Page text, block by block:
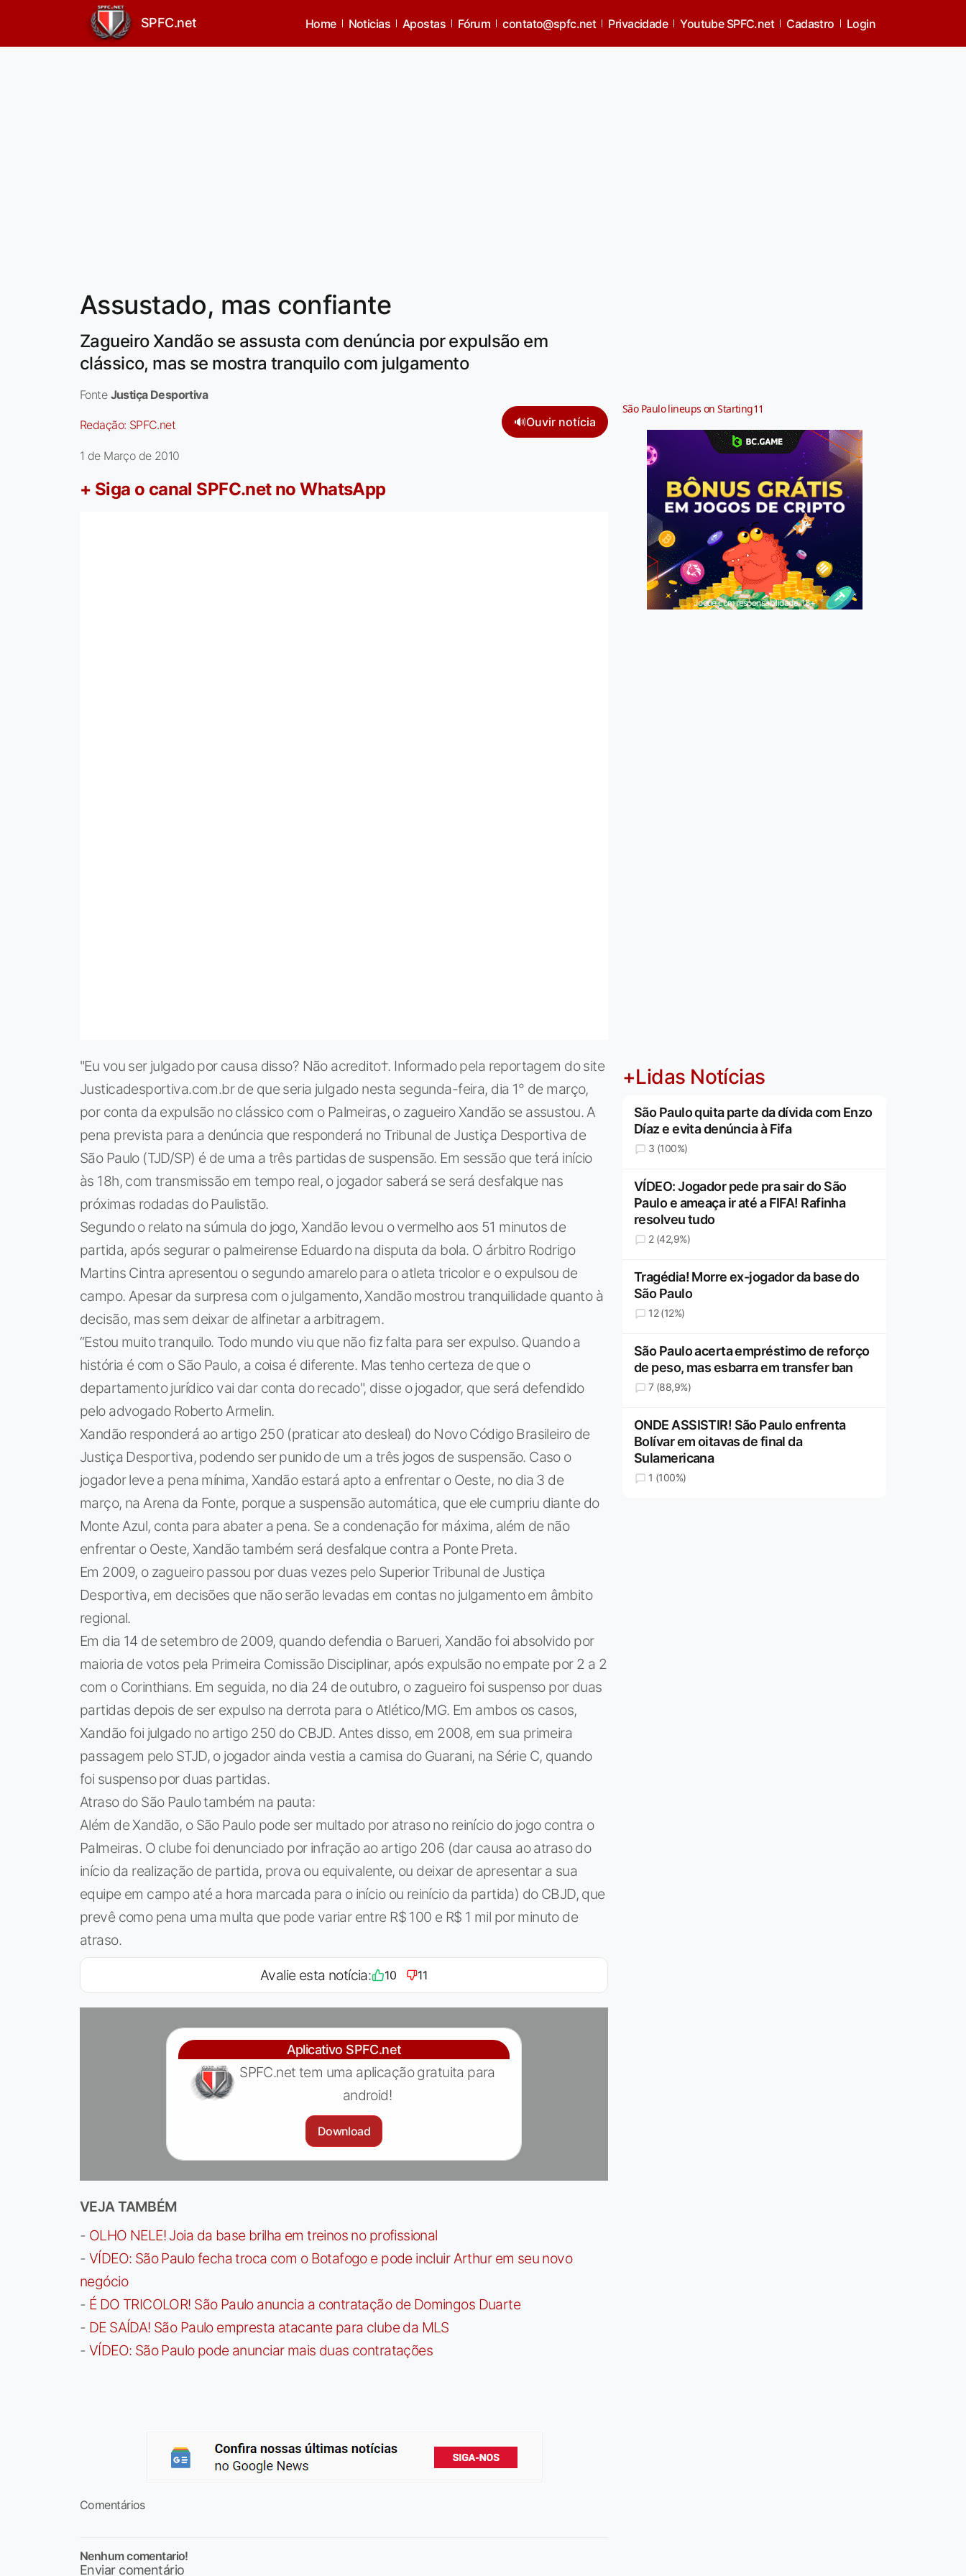
SPFC.net Home Noticias Apostas Fórum contato@spfc.net Privacidade Youtube SPFC.net Cadastro Login
Assustado, mas confiante
Zagueiro Xandão se assusta com denúncia por expulsão em
clássico, mas se mostra tranquilo com julgamento
Fonte Justiça Desportiva
Redação: SPFC.net 🔊Ouvir notícia
1 de Março de 2010
+ Siga o canal SPFC.net no WhatsApp
"Eu vou ser julgado por causa disso? Não acredito†. Informado pela reportagem do site
Justicadesportiva.com.br de que seria julgado nesta segunda-feira, dia 1° de março,
por conta da expulsão no clássico com o Palmeiras, o zagueiro Xandão se assustou. A
pena prevista para a denúncia que responderá no Tribunal de Justiça Desportiva de
São Paulo (TJD/SP) é de uma a três partidas de suspensão. Em sessão que terá início
às 18h, com transmissão em tempo real, o jogador saberá se será desfalque nas
próximas rodadas do Paulistão.
Segundo o relato na súmula do jogo, Xandão levou o vermelho aos 51 minutos de
partida, após segurar o palmeirense Eduardo na disputa da bola. O árbitro Rodrigo
Martins Cintra apresentou o segundo amarelo para o atleta tricolor e o expulsou de
campo. Apesar da surpresa com o julgamento, Xandão mostrou tranquilidade quanto à
decisão, mas sem deixar de alfinetar a arbitragem.
“Estou muito tranquilo. Todo mundo viu que não fiz falta para ser expulso. Quando a
história é com o São Paulo, a coisa é diferente. Mas tenho certeza de que o
departamento jurídico vai dar conta do recado", disse o jogador, que será defendido
pelo advogado Roberto Armelin.
Xandão responderá ao artigo 250 (praticar ato desleal) do Novo Código Brasileiro de
Justiça Desportiva, podendo ser punido de um a três jogos de suspensão. Caso o
jogador leve a pena mínima, Xandão estará apto a enfrentar o Oeste, no dia 3 de
março, na Arena da Fonte, porque a suspensão automática, que ele cumpriu diante do
Monte Azul, conta para abater a pena. Se a condenação for máxima, além de não
enfrentar o Oeste, Xandão também será desfalque contra a Ponte Preta.
Em 2009, o zagueiro passou por duas vezes pelo Superior Tribunal de Justiça
Desportiva, em decisões que não serão levadas em contas no julgamento em âmbito
regional.
Em dia 14 de setembro de 2009, quando defendia o Barueri, Xandão foi absolvido por
maioria de votos pela Primeira Comissão Disciplinar, após expulsão no empate por 2 a 2
com o Corinthians. Em seguida, no dia 24 de outubro, o zagueiro foi suspenso por duas
partidas depois de ser expulso na derrota para o Atlético/MG. Em ambos os casos,
Xandão foi julgado no artigo 250 do CBJD. Antes disso, em 2008, em sua primeira
passagem pelo STJD, o jogador ainda vestia a camisa do Guarani, na Série C, quando
foi suspenso por duas partidas.
Atraso do São Paulo também na pauta:
Além de Xandão, o São Paulo pode ser multado por atraso no reinício do jogo contra o
Palmeiras. O clube foi denunciado por infração ao artigo 206 (dar causa ao atraso do
início da realização de partida, prova ou equivalente, ou deixar de apresentar a sua
equipe em campo até a hora marcada para o início ou reinício da partida) do CBJD, que
prevê como pena uma multa que pode variar entre R$ 100 e R$ 1 mil por minuto de
atraso.
Avalie esta notícia: 10 11
Aplicativo SPFC.net
SPFC.net tem uma aplicação gratuita para
android!
Download
VEJA TAMBÉM
- OLHO NELE! Joia da base brilha em treinos no profissional
- VÍDEO: São Paulo fecha troca com o Botafogo e pode incluir Arthur em seu novo
negócio
- É DO TRICOLOR! São Paulo anuncia a contratação de Domingos Duarte
- DE SAÍDA! São Paulo empresta atacante para clube da MLS
- VÍDEO: São Paulo pode anunciar mais duas contratações
Comentários
Nenhum comentario!
Enviar comentário
São Paulo lineups on Starting11
Jogue com responsabilidade. 18+
+Lidas Notícias
São Paulo quita parte da dívida com Enzo
Díaz e evita denúncia à Fifa
3 (100%)
VÍDEO: Jogador pede pra sair do São
Paulo e ameaça ir até a FIFA! Rafinha
resolveu tudo
2 (42,9%)
Tragédia! Morre ex-jogador da base do
São Paulo
12 (12%)
São Paulo acerta empréstimo de reforço
de peso, mas esbarra em transfer ban
7 (88,9%)
ONDE ASSISTIR! São Paulo enfrenta
Bolívar em oitavas de final da
Sulamericana
1 (100%)